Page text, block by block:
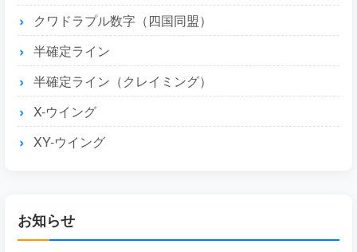
クワドラプル数字（四国同盟）
半確定ライン
半確定ライン（クレイミング）
X-ウイング
XY-ウイング
お知らせ